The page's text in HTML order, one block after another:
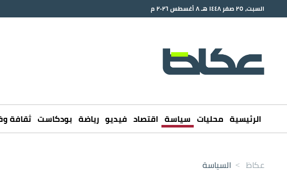
السبت، ٢٥ صفر ١٤٤٨ هـ ٨ أغسطس ٢٠٢٦ م
الرئيسية محليات سياسة اقتصاد فيديو رياضة بودكاست ثقافة
عكاظ > السياسة